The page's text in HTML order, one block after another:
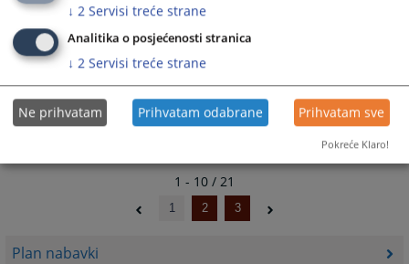
Plan nabavki
04.07.2023.
Izmjena plana javnih nabavki za 2023. godinu
1 - 10 / 21
1 2 3
↓ 2 Servisi treće strane
Analitika o posjećenosti stranica
↓ 2 Servisi treće strane
Ne prihvatam Prihvatam odabrane Prihvatam sve
Pokreće Klaro!